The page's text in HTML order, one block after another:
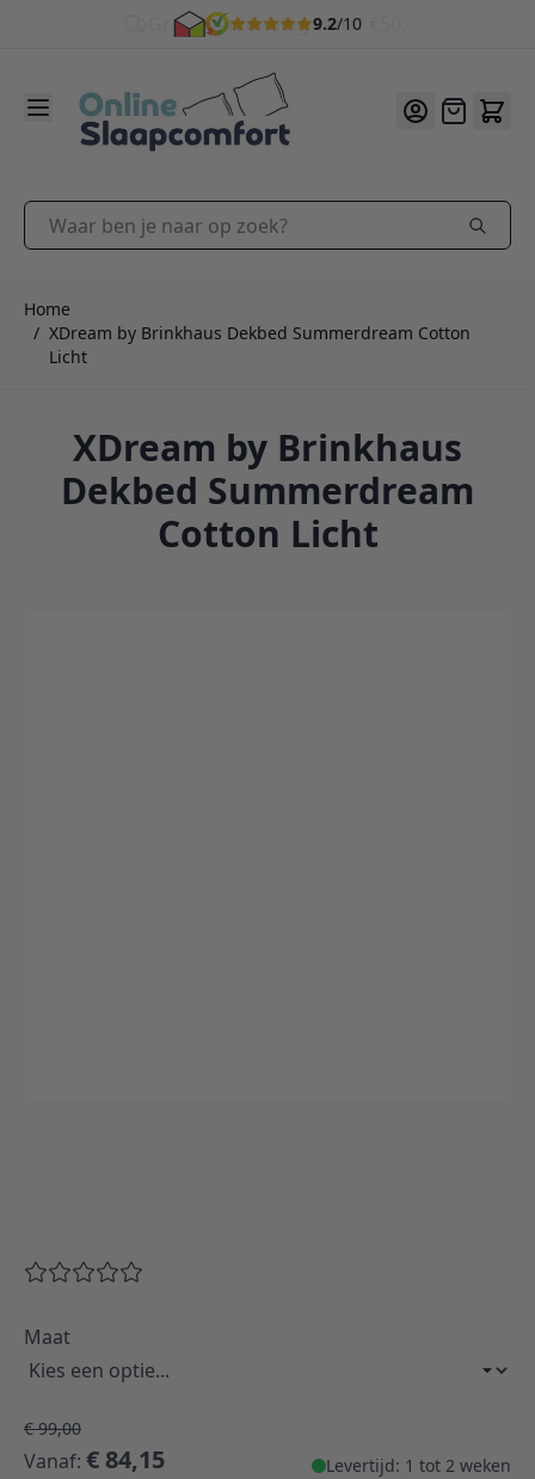
9.2/10
Offerte
Waar ben je naar op zoek?
Home
/ XDream by Brinkhaus Dekbed Summerdream Cotton
Licht
XDream by Brinkhaus
Dekbed Summerdream
Cotton Licht
Maat
€ 99,00
Vanaf: € 84,15 Levertijd: 1 tot 2 weken